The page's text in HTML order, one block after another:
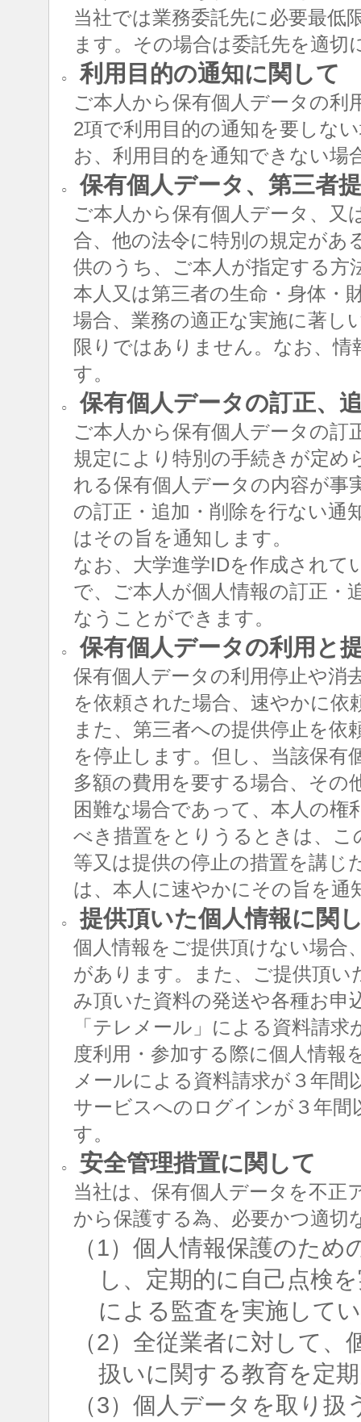
当社では業務委託先に必要最低
ます。その場合は委託先を適切
○ 利用目的の通知に関して
ご本人から保有個人データの利
2項で利用目的の通知を要しな
お、利用目的を通知できない場
○ 保有個人データ、第三者
ご本人から保有個人データ、又
合、他の法令に特別の規定があ
供のうち、ご本人が指定する方
本人又は第三者の生命・身体・
場合、業務の適正な実施に著し
限りではありません。なお、
す。
○ 保有個人データの訂正、
ご本人から保有個人データの訂
規定により特別の手続きが定め
れる保有個人データの内容が事
の訂正・追加・削除を行ない通
はその旨を通知します。
なお、大学進学IDを作成されて
で、ご本人が個人情報の訂正・
なうことができます。
○ 保有個人データの利用と
保有個人データの利用停止や消
を依頼された場合、速やかに
また、第三者への提供停止を
を停止します。但し、当該保有
多額の費用を要する場合、その
困難な場合であって、本人の
べき措置をとりうるときは、
等又は提供の停止の措置を講
は、本人に速やかにその旨を通
○ 提供頂いた個人情報に関
個人情報をご提供頂けない場合
があります。また、ご提供頂い
み頂いた資料の発送や各種お
「テレメール」による資料請
度利用・参加する際に個人情
メールによる資料請求が３年間
サービスへのログインが３年間
す。
○ 安全管理措置に関して
当社は、保有個人データを不正
から保護する為、必要かつ適切
（1）個人情報保護のた
し、定期的に自己点検
による監査を実施して
（2）全従業者に対して
扱いに関する教育を定
（3）個人データを取り